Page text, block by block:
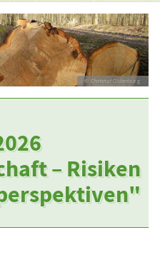
Christof Oldenburg
– Risiken